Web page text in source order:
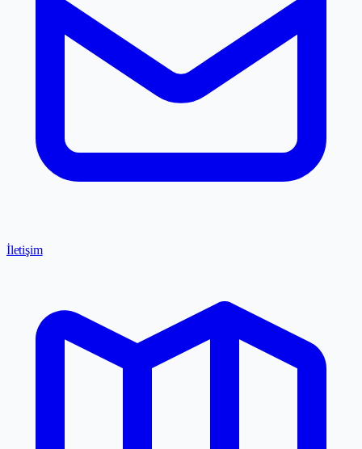
İletişim